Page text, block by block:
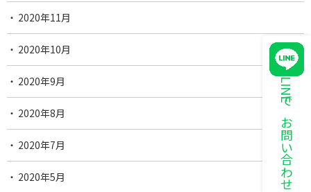
LINEでお問い合わせ
2020年11月
2020年10月
2020年9月
2020年8月
2020年7月
2020年5月